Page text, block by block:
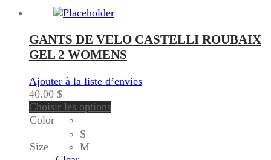
GANTS DE VELO CASTELLI ROUBAIX
GEL 2 WOMENS
Ajouter à la liste d’envies
40.00 $
Choisir les options
Color
Size
S
M